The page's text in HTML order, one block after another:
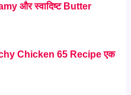
और स्वादिष्ट Butter
Chicken 65 Recipe एक